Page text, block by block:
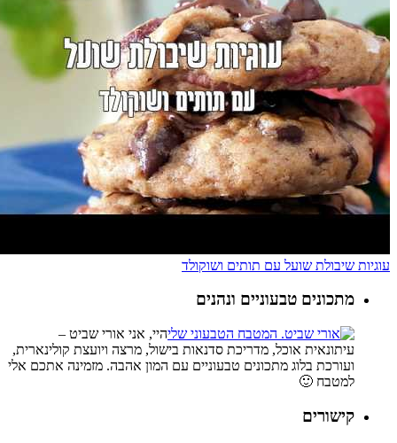
עוגיות שיבולת שועל עם תותים ושוקולד
מתכונים טבעוניים ונהנים
היי, אני אורי שביט –
עיתונאית אוכל, מדריכת סדנאות בישול, מרצה ויועצת קולינארית,
ועורכת בלוג מתכונים טבעוניים עם המון אהבה. מזמינה אתכם אלי
למטבח 🙂
קישורים